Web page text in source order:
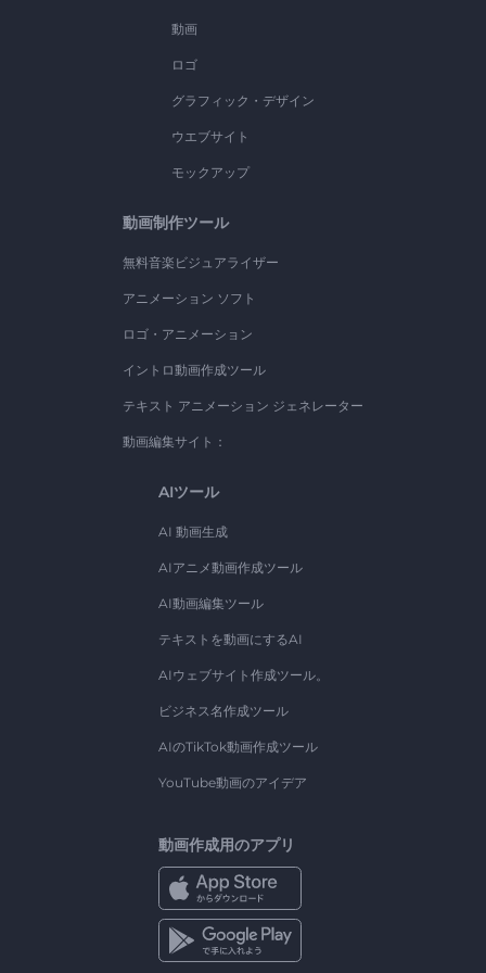
動画
ロゴ
グラフィック・デザイン
ウエブサイト
モックアップ
動画制作ツール
無料音楽ビジュアライザー
アニメーション ソフト
ロゴ・アニメーション
イントロ動画作成ツール
テキスト アニメーション ジェネレーター
動画編集サイト：
AIツール
AI 動画生成
AIアニメ動画作成ツール
AI動画編集ツール
テキストを動画にするAI
AIウェブサイト作成ツール。
ビジネス名作成ツール
AIのTikTok動画作成ツール
YouTube動画のアイデア
動画作成用のアプリ